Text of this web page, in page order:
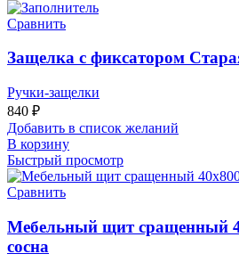
Сравнить
Защелка с фиксатором
Ручки-защелки
840 ₽
Добавить в список желаний
В корзину
Быстрый просмотр
Сравнить
Мебельный щит сращенный
сосна